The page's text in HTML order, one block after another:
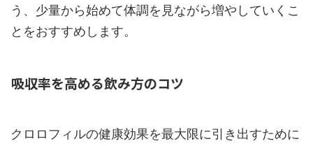
う、少量から始めて体調を見ながら増やしていくこ
とをおすすめします。
吸収率を高める飲み方のコツ
クロロフィルの健康効果を最大限に引き出すために